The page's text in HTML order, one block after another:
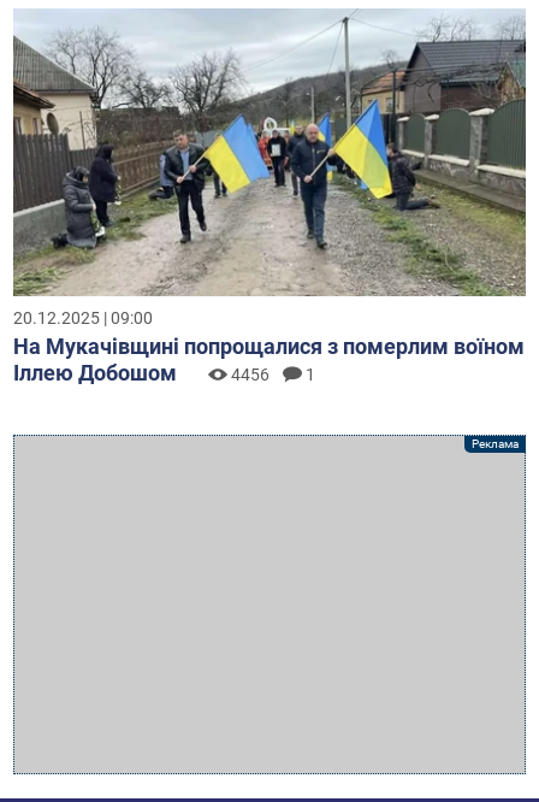
20.12.2025 | 09:00
На Мукачівщині попрощалися з померлим воїном
Іллею Добошом
4456 1